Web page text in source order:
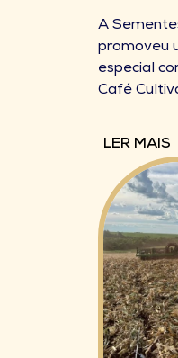
A
promoveu
especial
Café
LER MAIS